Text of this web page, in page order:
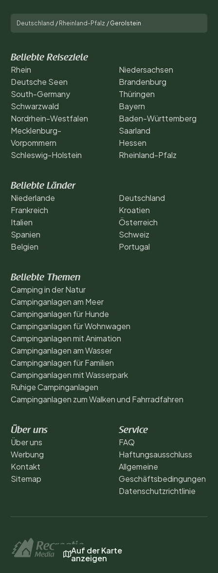
Auf der Karte
anzeigen
Deutschland / Rheinland-Pfalz / Gerolstein
Beliebte Reiseziele
Rhein
Deutsche Seen
South-Germany
Schwarzwald
Nordrhein-Westfalen
Mecklenburg-
Vorpommern
Schleswig-Holstein
Niedersachsen
Brandenburg
Thüringen
Bayern
Baden-Württemberg
Saarland
Hessen
Rheinland-Pfalz
Beliebte Länder
Niederlande
Frankreich
Italien
Spanien
Belgien
Deutschland
Kroatien
Österreich
Schweiz
Portugal
Beliebte Themen
Camping in der Natur
Campinganlagen am Meer
Campinganlagen für Hunde
Campinganlagen für Wohnwagen
Campinganlagen mit Animation
Campinganlagen am Wasser
Campinganlagen für Familien
Campinganlagen mit Wasserpark
Ruhige Campinganlagen
Campinganlagen zum Walken und Fahrradfahren
Über uns
Über uns
Werbung
Kontakt
Sitemap
Service
FAQ
Haftungsausschluss
Allgemeine
Geschäftsbedingungen
Datenschutzrichtlinie